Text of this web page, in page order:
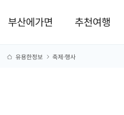
부산에가면 추천여행
유용한정보 축제·행사